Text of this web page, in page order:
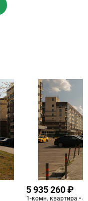
5 935 260 ₽
1-комн. квартира •